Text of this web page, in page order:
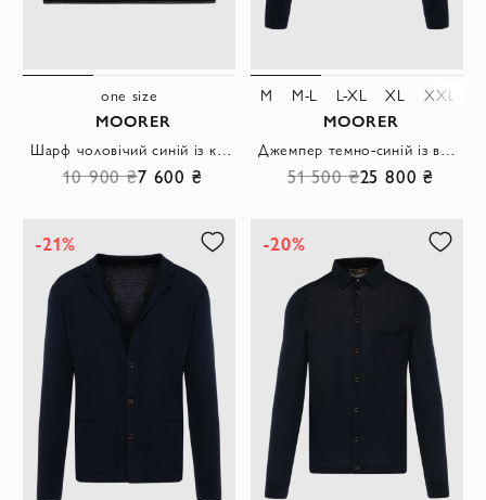
one size
MOORER
Шарф чоловічий синій із кашеміру
10 900 ₴7 600 ₴
M M-L L-XL XL XXL
MOORER
Джемпер темно-синій із вовни з об'ємним плетеним візерунком
51 500 ₴25 800 ₴
-21% -20%